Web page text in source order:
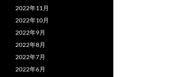
2022年11月
2022年10月
2022年9月
2022年8月
2022年7月
2022年6月